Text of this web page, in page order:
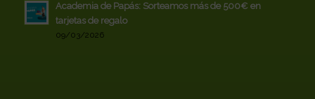
Academia de Papás: Sorteamos más de 500€ en
tarjetas de regalo
09/03/2026